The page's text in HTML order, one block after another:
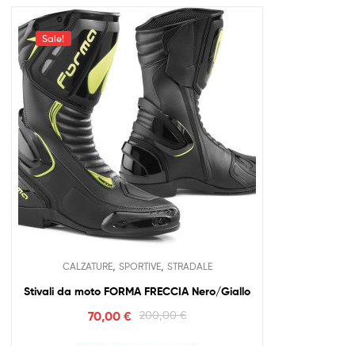
Sale!
CALZATURE, SPORTIVE, STRADALE
Stivali da moto FORMA FRECCIA Nero/Giallo
200,00€
70,00€